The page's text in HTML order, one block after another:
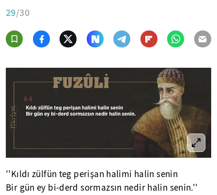
29/30
''Kıldı zülfün teg perişan halimi halin senin
Bir gün ey bi-derd sormazsın nedir halin senin.''